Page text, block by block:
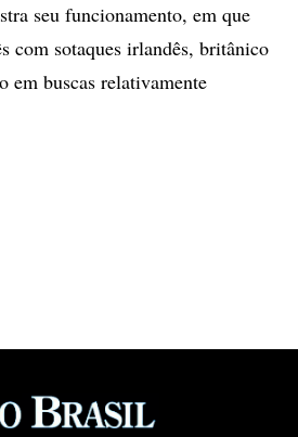
seu funcionamento, em que
com sotaques irlandês, britânico
em buscas relativamente